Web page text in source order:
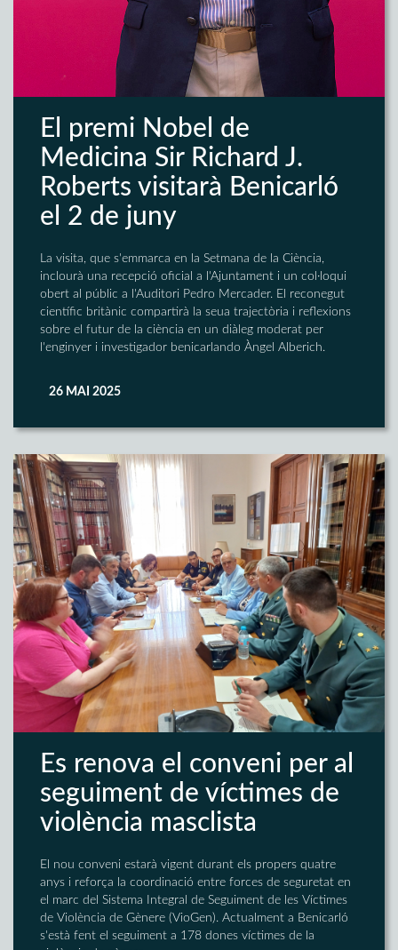
El premi Nobel de
Medicina Sir Richard J.
Roberts visitarà Benicarló
el 2 de juny
La visita, que s'emmarca en la Setmana de la Ciència,
inclourà una recepció oficial a l'Ajuntament i un col·loqui
obert al públic a l'Auditori Pedro Mercader. El reconegut
científic britànic compartirà la seua trajectòria i reflexions
sobre el futur de la ciència en un diàleg moderat per
l'enginyer i investigador benicarlando Àngel Alberich.
26 MAI 2025
Es renova el conveni per al
seguiment de víctimes de
violència masclista
El nou conveni estarà vigent durant els propers quatre
anys i reforça la coordinació entre forces de seguretat en
el marc del Sistema Integral de Seguiment de les Víctimes
de Violència de Gènere (VioGen). Actualment a Benicarló
s'està fent el seguiment a 178 dones víctimes de la